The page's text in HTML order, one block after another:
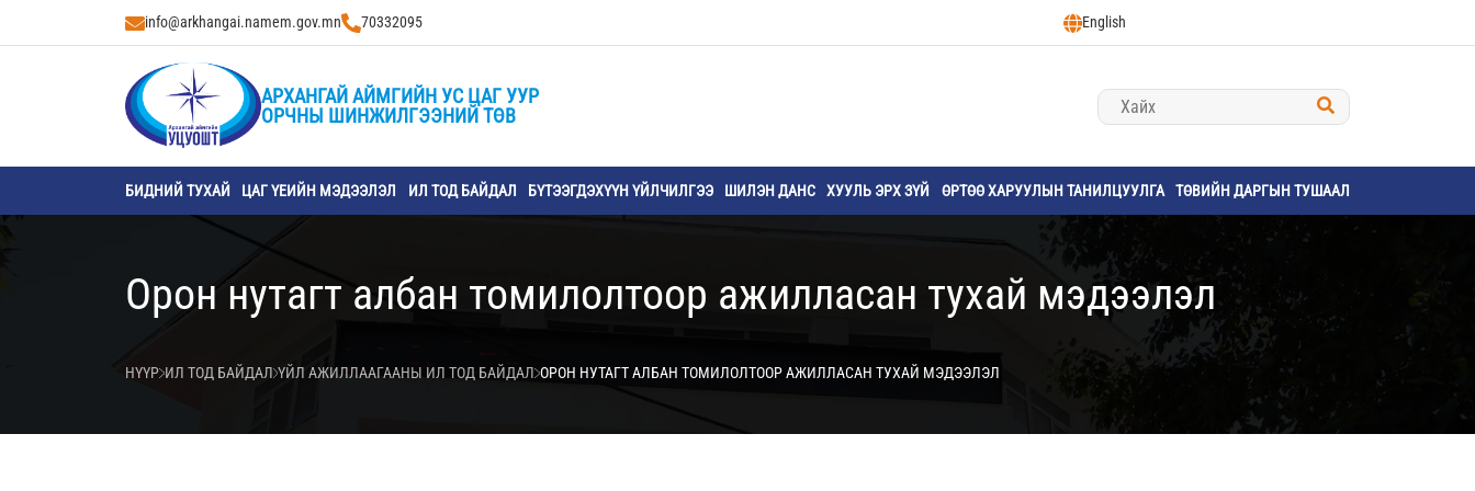
info@arkhangai.namem.gov.mn 70332095 English
АРХАНГАЙ АЙМГИЙН УС ЦАГ УУР
ОРЧНЫ ШИНЖИЛГЭЭНИЙ ТӨВ
БИДНИЙ ТУХАЙ ЦАГ ҮЕИЙН МЭДЭЭЛЭЛ ИЛ ТОД БАЙДАЛ БҮТЭЭГДЭХҮҮН ҮЙЛЧИЛГЭЭ ШИЛЭН ДАНС ХУУЛЬ ЭРХ ЗҮЙ ӨРТӨӨ ХАРУУЛЫН ТАНИЛЦУУЛГА ТӨВИЙН ДАРГЫН ТУШААЛ
Орон нутагт албан томилолтоор ажилласан тухай мэдээлэл
НҮҮР ИЛ ТОД БАЙДАЛ ҮЙЛ АЖИЛЛААГААНЫ ИЛ ТОД БАЙДАЛ ОРОН НУТАГТ АЛБАН ТОМИЛОЛТООР АЖИЛЛАСАН ТУХАЙ МЭДЭЭЛЭЛ